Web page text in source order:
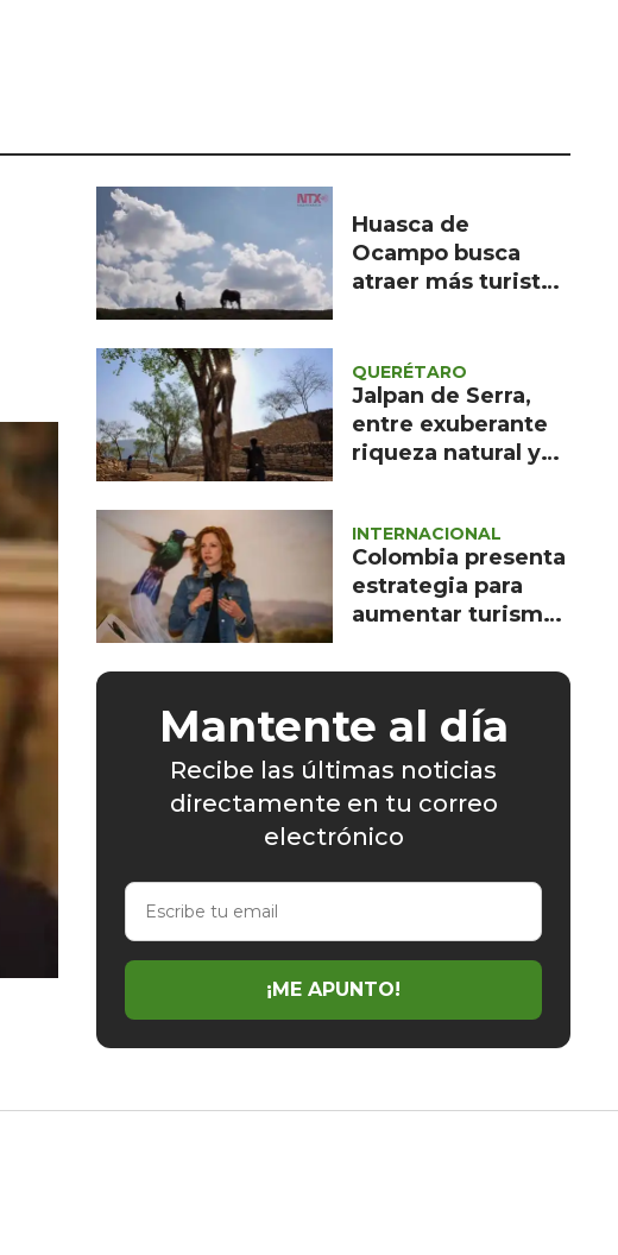
Asuntos Sociales
Estilo de vida
Opinión
Huasca de
Ocampo busca
atraer más turistas
QUERÉTARO
Jalpan de Serra,
entre exuberante
riqueza natural y
INTERNACIONAL
Colombia presenta
estrategia para
aumentar turismo
Mantente al día
Recibe las últimas noticias
directamente en tu correo
electrónico
Escribe
email
¡ME APUNTO!